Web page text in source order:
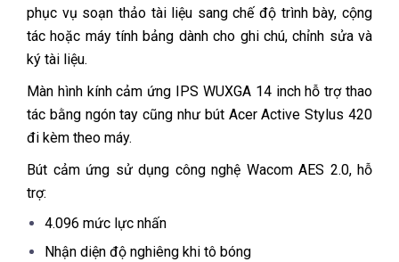
phục vụ soạn thảo tài liệu sang chế độ trình bày, cộng
tác hoặc máy tính bảng dành cho ghi chú, chỉnh sửa và
ký tài liệu.
Màn hình kính cảm ứng IPS WUXGA 14 inch hỗ trợ thao
tác bằng ngón tay cũng như bút Acer Active Stylus 420
đi kèm theo máy.
Bút cảm ứng sử dụng công nghệ Wacom AES 2.0, hỗ
trợ:
4.096 mức lực nhấn
Nhận diện độ nghiêng khi tô bóng